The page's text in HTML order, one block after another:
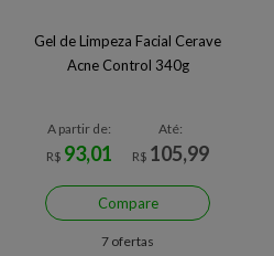
Gel de Limpeza Facial Cerave
Acne Control 340g
A partir de:
R$ 93,01
Até:
R$ 105,99
Compare
7 ofertas